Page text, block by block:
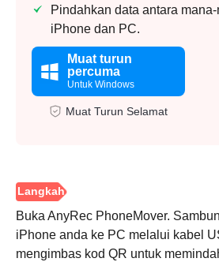
Pindahkan data antara
iPhone dan PC.
Muat turun
percuma
Untuk Windows
Muat Turun Selamat
Buka AnyRec PhoneMover.
iPhone anda ke PC melalui kabel
mengimbas kod QR untuk